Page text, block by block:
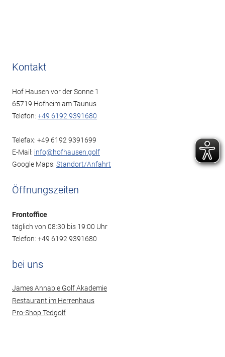
Kontakt
Hof Hausen vor der Sonne 1
65719 Hofheim am Taunus
Telefon: +49 6192 9391680
Telefax: +49 6192 9391699
E-Mail: info@hofhausen.golf
Google Maps: Standort/Anfahrt
Öffnungszeiten
Frontoffice
täglich von 08:30 bis 19:00 Uhr
Telefon: +49 6192 9391680
bei uns
James Annable Golf Akademie
Restaurant im Herrenhaus
Pro-Shop Tedgolf